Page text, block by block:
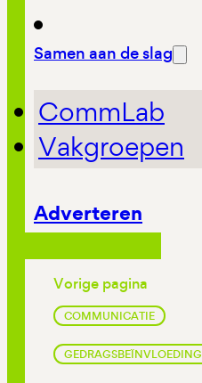
Samen aan de slag
CommLab
Vakgroepen
Adverteren
Vorige pagina
COMMUNICATIE
GEDRAGSBEÏNVLOEDING